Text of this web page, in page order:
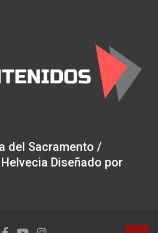
del Sacramento /
Diseñado por